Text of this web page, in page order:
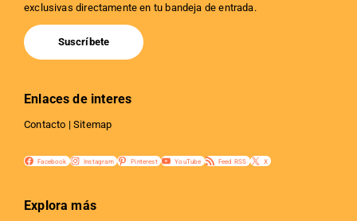
exclusivas directamente en tu bandeja de entrada.
Suscríbete
Enlaces de interes
Contacto | Sitemap
Facebook Instagram Pinterest YouTube Feed RSS X
Explora más